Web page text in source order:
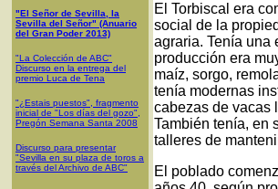
"El Señor de Sevilla, la
Sevilla del Señor" (Anuario
del Gran Poder 2013)
"La Colección de ABC"
Discurso en la entrega del
premio Luca de Tena
"¿Estais puestos", fragmento
inicial de "Los días del gozo",
Pregón Semana Santa 2008
Discurso para presentar
"Sevilla en su plaza de toros a
través del Archivo de ABC"
El Torbiscal era
social de la
agraria. Tenía una
producción era
maíz, sorgo,
tenía modernas
cabezas de vacas
También tenía, en
talleres de
El poblado